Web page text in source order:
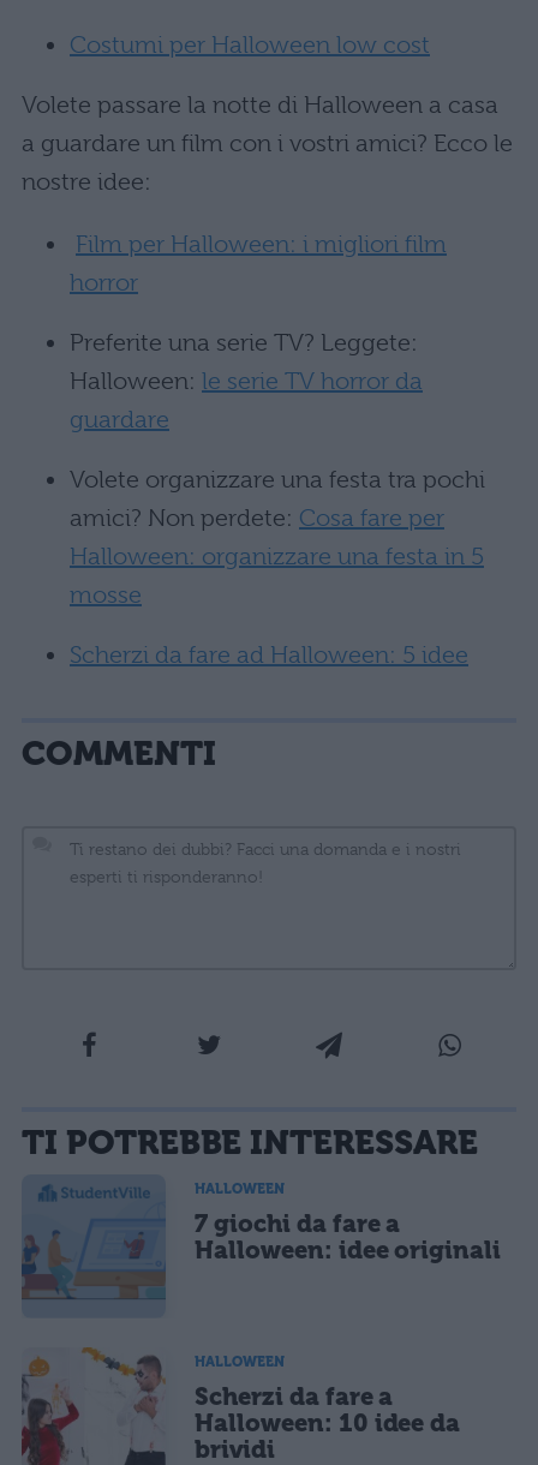
Costumi per Halloween low cost
Volete passare la notte di Halloween a casa
a guardare un film con i vostri amici? Ecco le
nostre idee:
Film per Halloween: i migliori film
horror
Preferite una serie TV? Leggete:
Halloween: le serie TV horror da
guardare
Volete organizzare una festa tra pochi
amici? Non perdete: Cosa fare per
Halloween: organizzare una festa in 5
mosse
Scherzi da fare ad Halloween: 5 idee
COMMENTI
sarà pubblicata. Dichiari di avere preso visione e di accettare quanto previsto dalla
informativa privacy. Pubblicando questo commento dai il consenso affinché un cookie
Ho letto e acconsento l'informativasulla privacy
Acconsento all'uso dei miei dati da parte di terzi per finalità di
marketing diretto con modalità automatizzate o tradizionali
CONFERMA E PUBBLICA
TI POTREBBE INTERESSARE
HALLOWEEN
7 giochi da fare a
Halloween: idee originali
HALLOWEEN
Scherzi da fare a
Halloween: 10 idee da
brividi